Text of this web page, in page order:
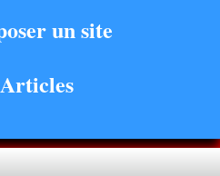
un site
Articles